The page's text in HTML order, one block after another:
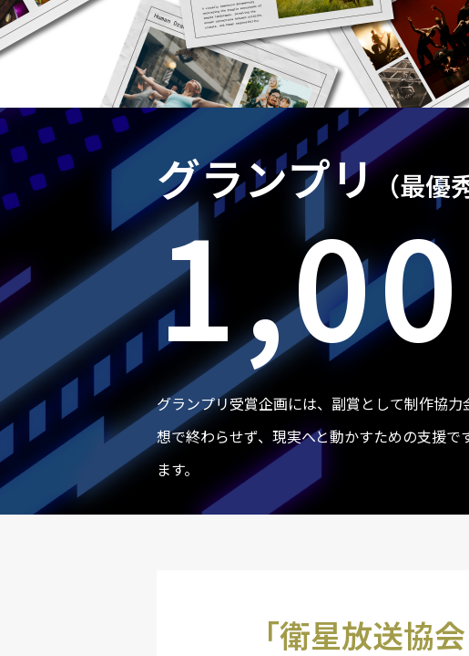
グランプリ （最
グランプリ受賞企画には、副賞として制作協
想で終わらせず、現実へと動かすための支援
ます。
「衛星放送協